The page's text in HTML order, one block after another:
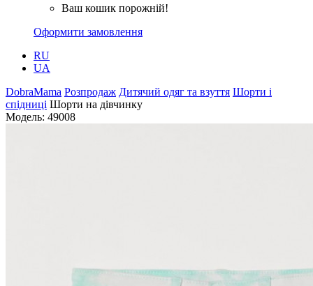
Ваш кошик порожній!
Оформити замовлення
RU
UA
DobraMama Розпродаж Дитячий одяг та взуття Шорти і
спідниці Шорти на дівчинку
Модель: 49008